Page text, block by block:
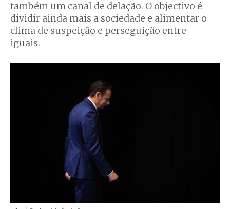
também um canal de delação. O objectivo é
dividir ainda mais a sociedade e alimentar o
clima de suspeição e perseguição entre
iguais.